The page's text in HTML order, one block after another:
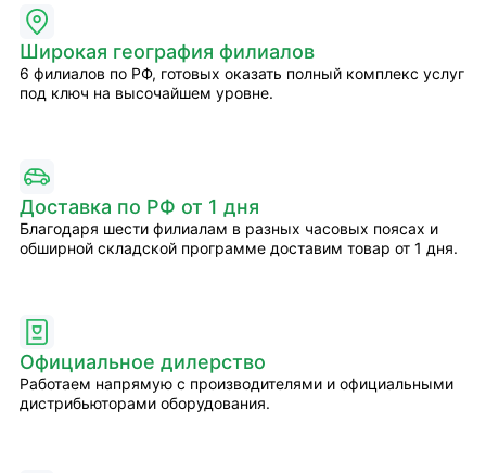
Широкая география филиалов
6 филиалов по РФ, готовых оказать полный комплекс услуг
под ключ на высочайшем уровне.
Доставка по РФ от 1 дня
Благодаря шести филиалам в разных часовых поясах и
обширной складской программе доставим товар от 1 дня.
Официальное дилерство
Работаем напрямую с производителями и официальными
дистрибьюторами оборудования.